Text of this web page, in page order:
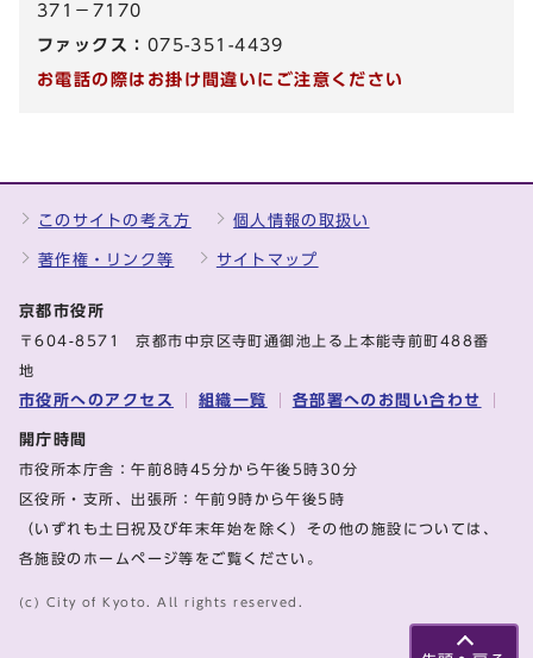
371－7170
ファックス： 075-351-4439
お電話の際はお掛け間違いにご注意ください
このサイトの考え方 個人情報の取扱い
著作権・リンク等 サイトマップ
京都市役所
〒604-8571 京都市中京区寺町通御池上る上本能寺前町488番
地
市役所へのアクセス 組織一覧 各部署へのお問い合わせ
開庁時間
市役所本庁舎：午前8時45分から午後5時30分
区役所・支所、出張所：午前9時から午後5時
（いずれも土日祝及び年末年始を除く）その他の施設については、
各施設のホームページ等をご覧ください。
(c) City of Kyoto. All rights reserved.